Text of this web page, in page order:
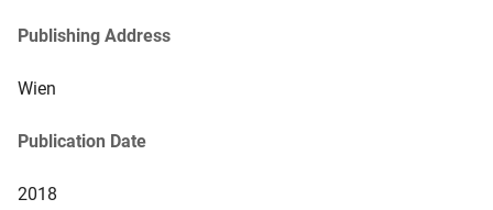
Publishing Address
Wien
Publication Date
2018